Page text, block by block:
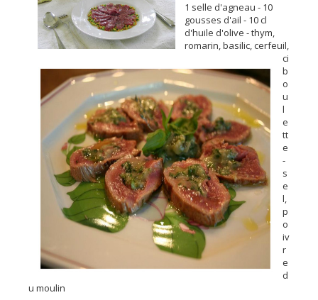
1 selle d'agneau - 10
gousses d'ail - 10 cl
d'huile d'olive - thym,
romarin, basilic, cerfeuil,
ci
b
o
u
l
e
tt
e
-
s
e
l,
p
o
iv
r
e
d
u moulin